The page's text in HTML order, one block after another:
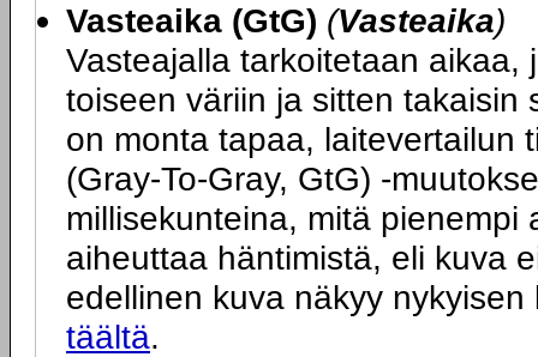
Vasteaika (GtG) (Vasteaika)
Vasteajalla tarkoitetaan aikaa,
toiseen väriin ja sitten takaisin
on monta tapaa, laitevertailun
(Gray-To-Gray, GtG) -
millisekunteina, mitä
aiheuttaa häntimistä, eli kuva
edellinen kuva näkyy
täältä.